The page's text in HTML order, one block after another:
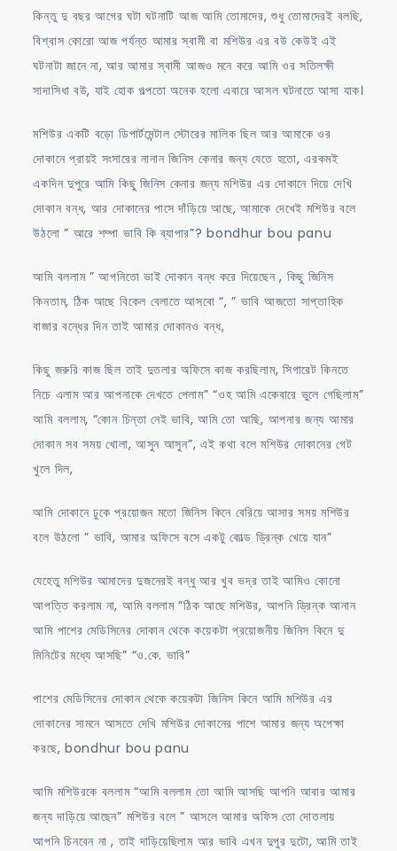
কিন্তু দু বছর আগের ঘটা ঘটনাটি আজ আমি তোমাদের, শুধু তোমাদেরই বলছি,
বিশ্বাস কোরো আজ পর্যন্ত আমার স্বামী বা মশিউর এর বউ কেউই এই
ঘটনাটা জানে না, আর আমার স্বামী আজও মনে করে আমি ওর সতিলক্ষী
সাদাসিধা বউ, যাই হোক গল্পতো অনেক হলো এবারে আসল ঘটনাতে আসা যাক।
মশিউর একটি বড়ো ডিপার্টমেন্টাল স্টোরের মালিক ছিল আর আমাকে ওর
দোকানে প্রায়ই সংসারের নানান জিনিস কেনার জন্য যেতে হতো, এরকমই
একদিন দুপুরে আমি কিছু জিনিস কেনার জন্য মশিউর এর দোকানে দিয়ে দেখি
দোকান বন্ধ, আর দোকানের পাসে দাঁড়িয়ে আছে, আমাকে দেখেই মশিউর বলে
উঠলো ” আরে শম্পা ভাবি কি ব্যাপার”? bondhur bou panu
আমি বললাম ” আপনিতো ভাই দোকান বন্ধ করে দিয়েছেন , কিছু জিনিস
কিনতাম, ঠিক আছে বিকেল বেলাতে আসবো “, ” ভাবি আজতো সাপ্তাহিক
বাজার বন্ধের দিন তাই আমার দোকানও বন্ধ,
কিছু জরুরি কাজ ছিল তাই দুতলার অফিসে কাজ করছিলাম, সিগারেট কিনতে
নিচে এলাম আর আপনাকে দেখতে পেলাম” “ওহ আমি একেবারে ভুলে গেছিলাম”
আমি বললাম, “কোন চিন্তা নেই ভাবি, আমি তো আছি, আপনার জন্য আমার
দোকান সব সময় খোলা, আসুন আসুন”, এই কথা বলে মশিউর দোকানের গেট
খুলে দিল,
আমি দোকানে ঢুকে প্রয়োজন মতো জিনিস কিনে বেরিয়ে আসার সময় মশিউর
বলে উঠলো ” ভাবি, আমার অফিসে বসে একটু কোল্ড ড্রিন্ক খেয়ে যান”
যেহেতু মশিউর আমাদের দুজনেরই বন্ধু আর খুব ভদ্র তাই আমিও কোনো
আপত্তি করলাম না, আমি বললাম “ঠিক আছে মশিউর, আপনি ড্রিন্ক আনান
আমি পাশের মেডিসিনের দোকান থেকে কয়েকটা প্রয়োজনীয় জিনিস কিনে দু
মিনিটের মধ্যে আসছি” “ও.কে. ভাবি”
পাশের মেডিসিনের দোকান থেকে কয়েকটা জিনিস কিনে আমি মশিউর এর
দোকানের সামনে আসতে দেখি মশিউর দোকানের পাশে আমার জন্য অপেক্ষা
করছে, bondhur bou panu
আমি মশিউরকে বললাম “আমি বললাম তো আমি আসছি আপনি আবার আমার
জন্য দাড়িয়ে আছেন” মশিউর বলে ” আসলে আমার অফিস তো দোতলায়
আপনি চিনবেন না , তাই দাড়িয়েছিলাম আর ভাবি এখন দুপুর দুটো, আমি তাই